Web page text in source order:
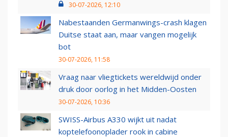
30-07-2026, 12:10
Nabestaanden Germanwings-crash klagen
Duitse staat aan, maar vangen mogelijk
bot
30-07-2026, 11:58
Vraag naar vliegtickets wereldwijd onder
druk door oorlog in het Midden-Oosten
30-07-2026, 10:36
SWISS-Airbus A330 wijkt uit nadat
koptelefoonoplader rook in cabine